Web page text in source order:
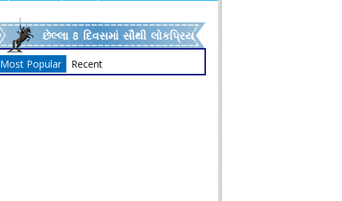
છેલ્લા 8 દિવસમાં સૌથી લોકપ્રિય
Most Popular Recent